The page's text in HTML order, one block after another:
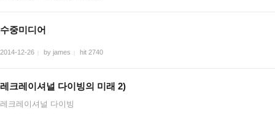
수중미디어
2014-12-26 by james hit 2740
레크레이셔널 다이빙의 미래 2)
레크레이셔널 다이빙